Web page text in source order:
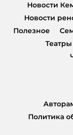
Новости
Новости
Полезное
Театры
Политика